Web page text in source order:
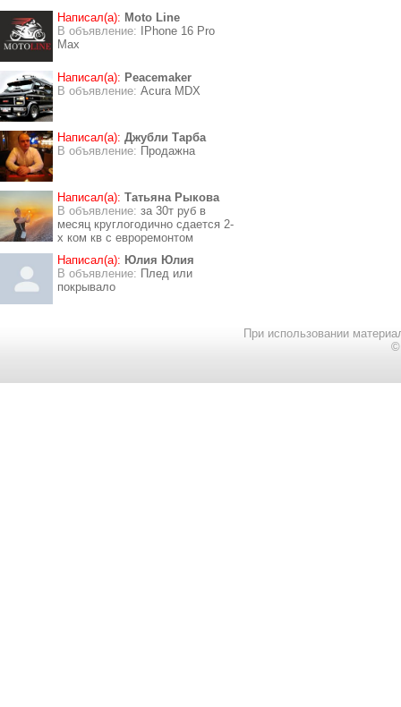
Написал(а): Moto Line
В объявление:
IPhone 16 Pro
Max
Написал(а): Peacemaker
В объявление: Acura MDX
Написал(а): Джубли Тарба
В объявление: Продажна
Написал(а): Татьяна Рыкова
В объявление: за 30т руб в
месяц круглогодично сдается 2-
х ком кв с евроремонтом
Написал(а): Юлия Юлия
В объявление: Плед или
покрывало
При использовании